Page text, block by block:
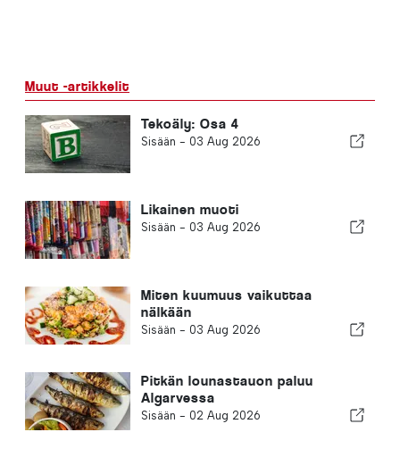
Muut -artikkelit
Tekoäly: Osa 4
Sisään - 03 Aug 2026
Likainen muoti
Sisään - 03 Aug 2026
Miten kuumuus vaikuttaa
nälkään
Sisään - 03 Aug 2026
Pitkän lounastauon paluu
Algarvessa
Sisään - 02 Aug 2026